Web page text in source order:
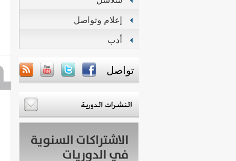
إعلام وتواصل
أدب
تواصل